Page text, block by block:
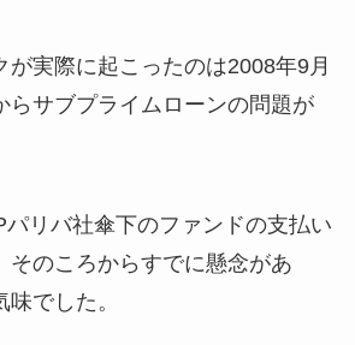
が実際に起こったのは2008年9月
らサブプライムローンの問題が
リバ社傘下のファンドの支払い
そのころからすでに懸念があ
でした。